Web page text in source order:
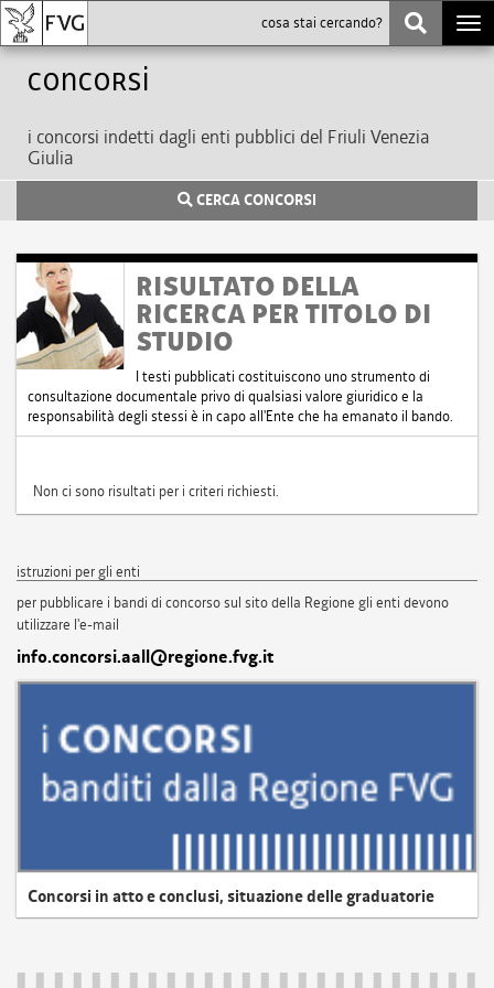
Concorsi
i concorsi indetti dagli enti pubblici del Friuli Venezia
Giulia
CERCA CONCORSI
RISULTATO DELLA
RICERCA PER TITOLO DI
STUDIO
I testi pubblicati costituiscono uno strumento di
consultazione documentale privo di qualsiasi valore giuridico e la
responsabilità degli stessi è in capo all'Ente che ha emanato il bando.
Non ci sono risultati per i criteri richiesti.
istruzioni per gli enti
per pubblicare i bandi di concorso sul sito della Regione gli enti devono
utilizzare l'e-mail
info.concorsi.aall@regione.fvg.it
Concorsi in atto e conclusi, situazione delle graduatorie